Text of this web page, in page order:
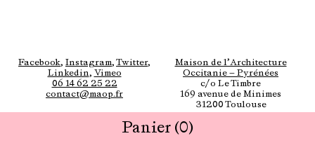
Panier (0)
Facebook, Instagram, Twitter,
Linkedin, Vimeo
Maison de l’Architecture
Occitanie — Pyrénées
06 14 62 25 22
contact@maop.fr
c/o Le Timbre
169 avenue de Minimes
31200 Toulouse